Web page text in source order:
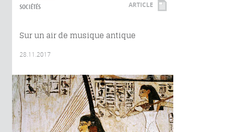
SOCIÉTÉS ARTICLE
Sur un air de musique antique
28.11.2017